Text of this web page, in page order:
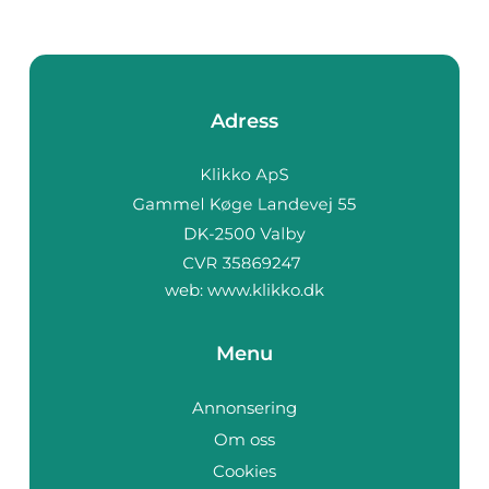
Adress
web: www.klikko.dk
Menu
Annonsering
Om oss
Cookies